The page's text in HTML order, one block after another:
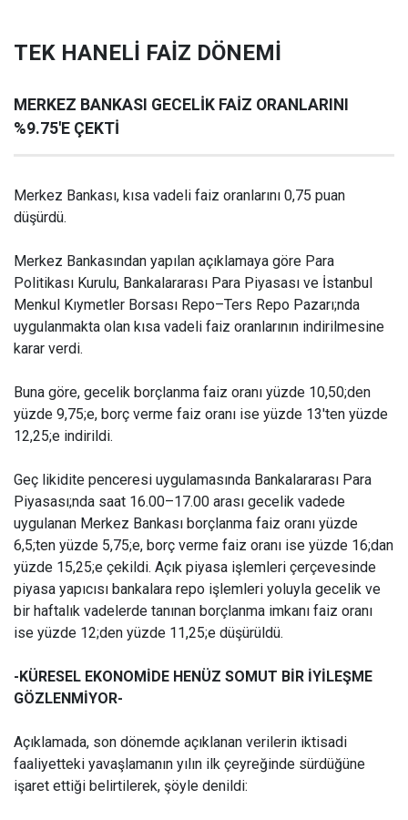
TEK HANELİ FAİZ DÖNEMİ
MERKEZ BANKASI GECELİK FAİZ ORANLARINI
%9.75'E ÇEKTİ
Merkez Bankası, kısa vadeli faiz oranlarını 0,75 puan
düşürdü.
Merkez Bankasından yapılan açıklamaya göre Para
Politikası Kurulu, Bankalararası Para Piyasası ve İstanbul
Menkul Kıymetler Borsası Repo–Ters Repo Pazarı;nda
uygulanmakta olan kısa vadeli faiz oranlarının indirilmesine
karar verdi.
Buna göre, gecelik borçlanma faiz oranı yüzde 10,50;den
yüzde 9,75;e, borç verme faiz oranı ise yüzde 13'ten yüzde
12,25;e indirildi.
Geç likidite penceresi uygulamasında Bankalararası Para
Piyasası;nda saat 16.00–17.00 arası gecelik vadede
uygulanan Merkez Bankası borçlanma faiz oranı yüzde
6,5;ten yüzde 5,75;e, borç verme faiz oranı ise yüzde 16;dan
yüzde 15,25;e çekildi. Açık piyasa işlemleri çerçevesinde
piyasa yapıcısı bankalara repo işlemleri yoluyla gecelik ve
bir haftalık vadelerde tanınan borçlanma imkanı faiz oranı
ise yüzde 12;den yüzde 11,25;e düşürüldü.
-KÜRESEL EKONOMİDE HENÜZ SOMUT BİR İYİLEŞME
GÖZLENMİYOR-
Açıklamada, son dönemde açıklanan verilerin iktisadi
faaliyetteki yavaşlamanın yılın ilk çeyreğinde sürdüğüne
işaret ettiği belirtilerek, şöyle denildi: